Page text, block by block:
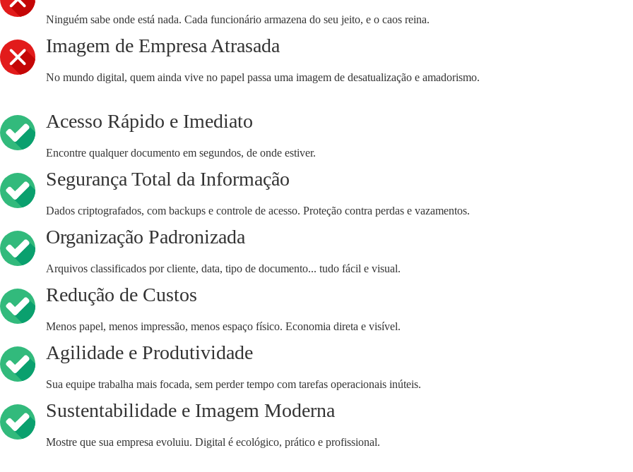
Ninguém sabe onde está nada. Cada funcionário armazena do seu jeito, e o caos reina.
Imagem de Empresa Atrasada
No mundo digital, quem ainda vive no papel passa uma imagem de desatualização e amadorismo.
Acesso Rápido e Imediato
Encontre qualquer documento em segundos, de onde estiver.
Segurança Total da Informação
Dados criptografados, com backups e controle de acesso. Proteção contra perdas e vazamentos.
Organização Padronizada
Arquivos classificados por cliente, data, tipo de documento... tudo fácil e visual.
Redução de Custos
Menos papel, menos impressão, menos espaço físico. Economia direta e visível.
Agilidade e Produtividade
Sua equipe trabalha mais focada, sem perder tempo com tarefas operacionais inúteis.
Sustentabilidade e Imagem Moderna
Mostre que sua empresa evoluiu. Digital é ecológico, prático e profissional.